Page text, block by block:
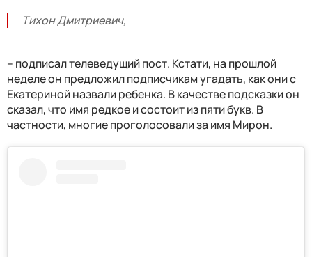
Тихон Дмитриевич,
– подписал телеведущий пост. Кстати, на прошлой
неделе он предложил подписчикам угадать, как они с
Екатериной назвали ребенка. В качестве подсказки он
сказал, что имя редкое и состоит из пяти букв. В
частности, многие проголосовали за имя Мирон.